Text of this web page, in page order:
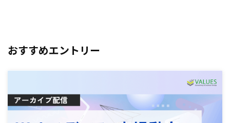
おすすめエントリー